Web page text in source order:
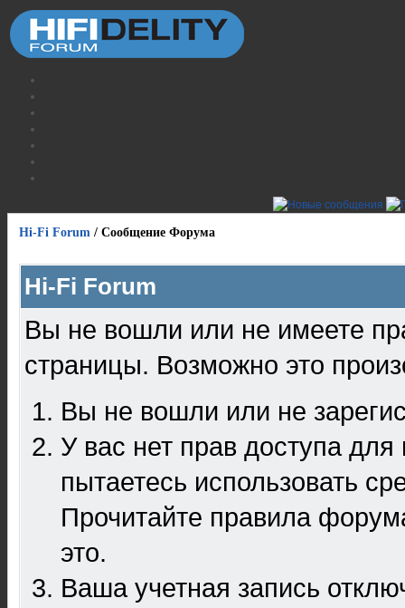
Hi-Fi Forum / Сообщение Форума
Hi-Fi Forum
Вы не вошли или не имеете
страницы. Возможно это
Вы не вошли или не
У вас нет прав доступа
пытаетесь использовать
Прочитайте правила
это.
Ваша учетная запись